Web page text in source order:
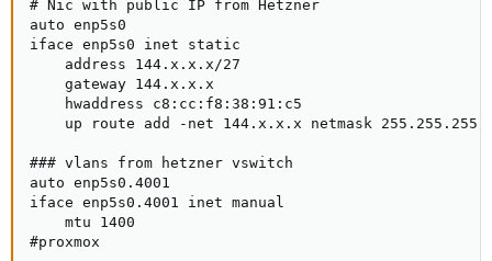
# Nic with public IP from Hetzner
auto enp5s0
iface enp5s0 inet static
    address 144.x.x.x/27
    gateway 144.x.x.x
    hwaddress c8:cc:f8:38:91:c5
up route add -net 144.x.x.x netmask
### vlans from hetzner vswitch
auto enp5s0.4001
iface enp5s0.4001 inet manual
    mtu 1400
#proxmox